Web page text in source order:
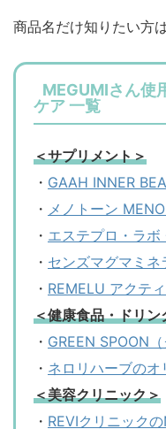
商品名だけ知りたい方
MEGUMIさん使
ケア 一覧
＜サプリメント＞
・ GAAH INNER
・ メノトーン
・ エステプロ・ラ
・ センズマグマミネ
・ REMELU アクテ
＜健康食品・ドリン
・ GREEN SPOON
・ ネロリハーブの
＜美容クリニック＞
・ REVIクリニック